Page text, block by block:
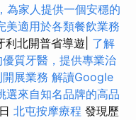
為家人提供一個安穩的
美適用於各類餐飲業務
利北開普省導遊| 了解
質牙醫，提供專業治
展業務 解讀Google
選來自知名品牌的高品
北屯按摩療程 發現歷